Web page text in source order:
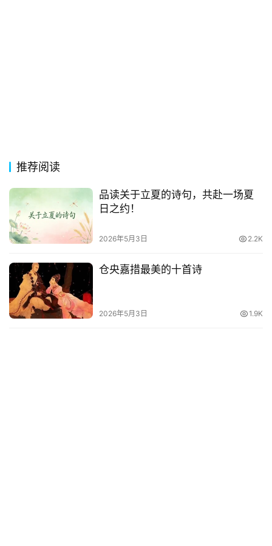
推荐阅读
品读关于立夏的诗句，共赴一场夏
日之约！
2026年5月3日 2.2K
仓央嘉措最美的十首诗
2026年5月3日 1.9K